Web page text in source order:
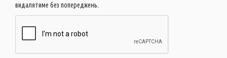
видалятиме без попереджень.